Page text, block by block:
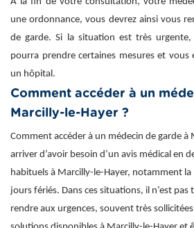
une ordonnance, vous devrez ainsi vous
de garde. Si la situation est très
pourra prendre certaines mesures et vous
un hôpital.
Comment accéder à un
Marcilly-le-Hayer ?
Comment accéder à un médecin de garde à
arriver d’avoir besoin d’un avis médical en
habituels à Marcilly-le-Hayer, notamment
jours fériés. Dans ces situations, il n’est pas
rendre aux urgences, souvent très